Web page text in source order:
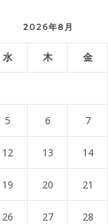
2026年8月
水 木 金
5 6 7
12 13 14
19 20 21
26 27 28